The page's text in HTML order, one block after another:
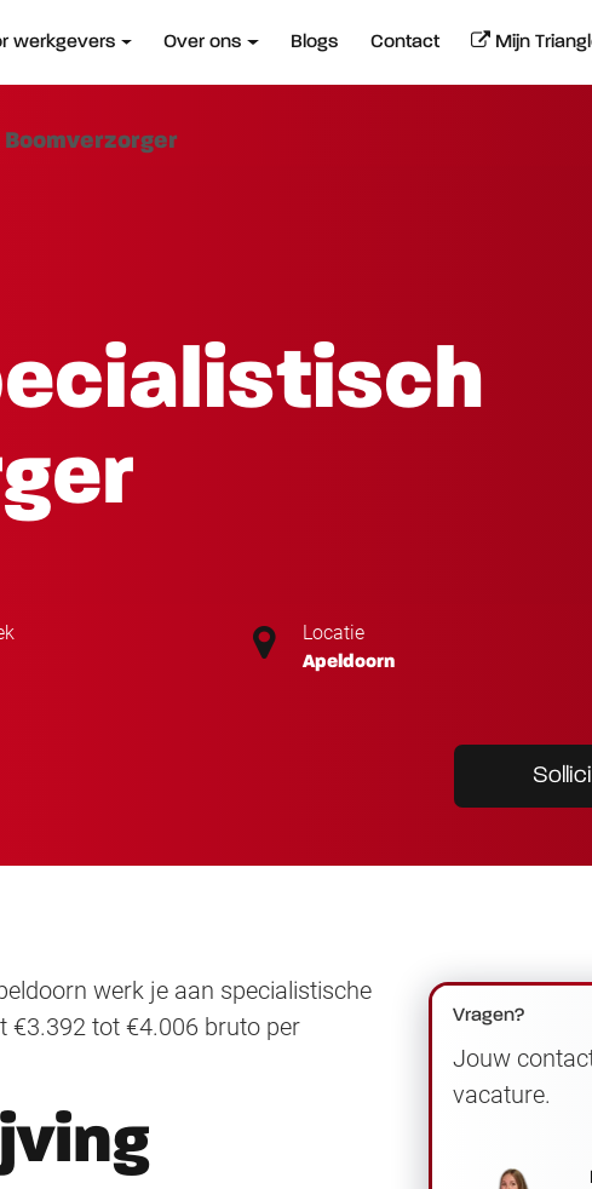
werkgevers Over ons Blogs Contact Mijn
Locatie
Apeldoorn
werk je aan specialistische
€3.392 tot €4.006 bruto per
Vragen?
Jouw
vacature.